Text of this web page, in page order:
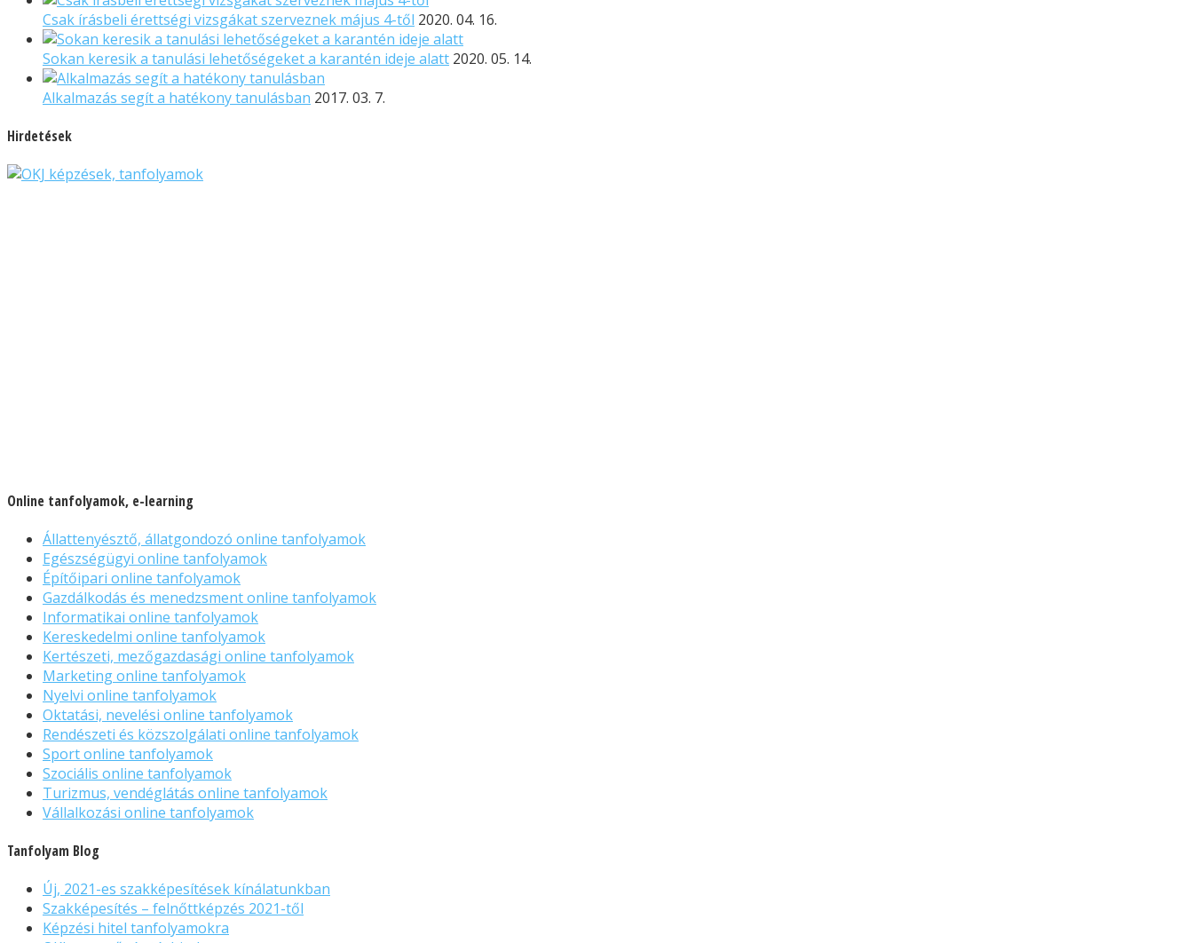
Csak írásbeli érettségi vizsgákat szerveznek május 4-től 2020. 04. 16.
Sokan keresik a tanulási lehetőségeket a karantén ideje alatt 2020. 05. 14.
Alkalmazás segít a hatékony tanulásban 2017. 03. 7.
Hirdetések
Online tanfolyamok, e-learning
Állattenyésztő, állatgondozó online tanfolyamok
Egészségügyi online tanfolyamok
Építőipari online tanfolyamok
Gazdálkodás és menedzsment online tanfolyamok
Informatikai online tanfolyamok
Kereskedelmi online tanfolyamok
Kertészeti, mezőgazdasági online tanfolyamok
Marketing online tanfolyamok
Nyelvi online tanfolyamok
Oktatási, nevelési online tanfolyamok
Rendészeti és közszolgálati online tanfolyamok
Sport online tanfolyamok
Szociális online tanfolyamok
Turizmus, vendéglátás online tanfolyamok
Vállalkozási online tanfolyamok
Tanfolyam Blog
Új, 2021-es szakképesítések kínálatunkban
Szakképesítés – felnőttképzés 2021-től
Képzési hitel tanfolyamokra